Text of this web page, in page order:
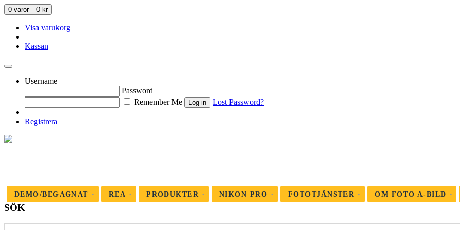
0 varor – 0 kr
Visa varukorg
Kassan
Username
Password
Remember Me
Lost Password?
Registrera
DEMO/BEGAGNAT REA PRODUKTER NIKON PRO FOTOTJÄNSTER OM FOTO A-BILD
SÖK